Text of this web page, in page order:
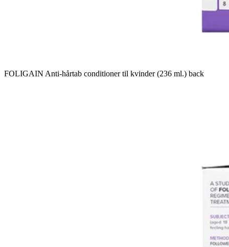
FOLIGAIN Anti-hårtab conditioner til kvinder (236 ml.) back